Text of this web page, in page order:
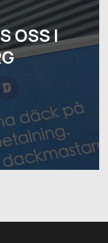
OSS I